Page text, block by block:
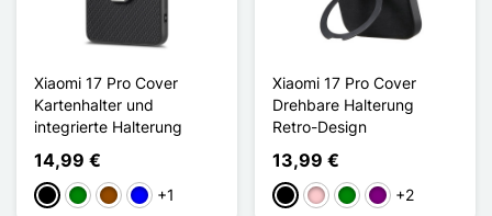
Xiaomi 17 Pro Cover
Kartenhalter und
integrierte Halterung
14,99 €
Schwarz
GrünBraunBlau+1
Xiaomi 17 Pro Cover
Drehbare Halterung
Retro-Design
13,99 €
Schwarz
PinkGrünViolett
+2